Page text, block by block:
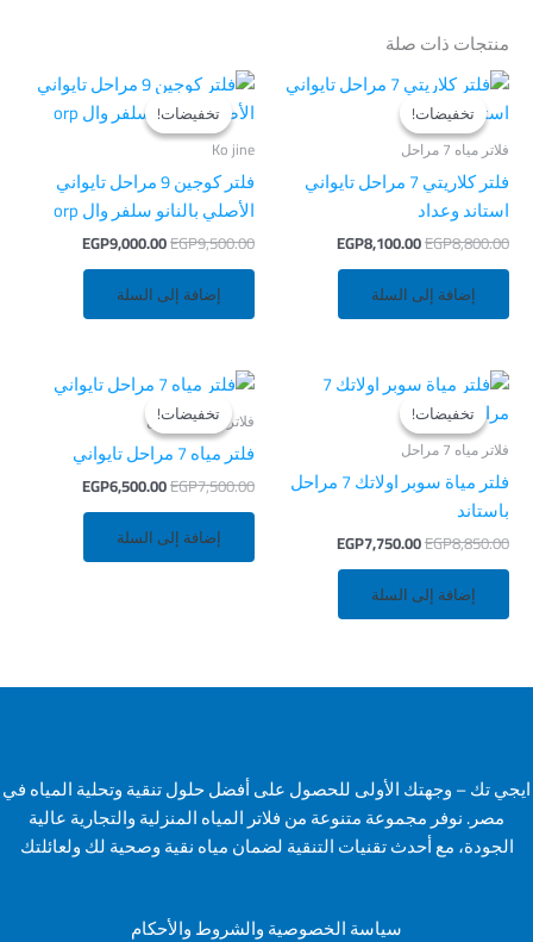
منتجات ذات صلة
تخفيضات!
تخفيضات!
فلاتر مياه 7 مراحل
فلتر كلاريتي 7 مراحل تايواني
استاند وعداد
EGP8,800.00
السعر
الأصلي
هو:
EGP8,800.00.
EGP8,100.00
السعر
الحالي
إضافة إلى السلة
تخفيضات!
تخفيضات!
Ko jine
فلتر كوجين 9 مراحل تايواني
الأصلي بالنانو سلفر وال orp
EGP9,500.00
السعر
الأصلي
هو:
EGP9,500.00.
EGP9,000.00
السعر
الحالي
هو:
إضافة إلى السلة
تخفيضات!
تخفيضات!
فلاتر مياه 7 مراحل
فلتر مياة سوبر اولاتك 7 مراحل
باستاند
EGP8,850.00
السعر
الأصلي
هو:
EGP8,850.00.
EGP7,750.00
السعر
الحالي
إضافة إلى السلة
تخفيضات!
تخفيضات!فلاتر مياه 7 مراحل
فلتر مياه 7 مراحل تايواني
EGP7,500.00
السعر
الأصلي
هو:
EGP7,500.00.
EGP6,500.00
السعر
الحالي
إضافة إلى السلة
ايجي تك – وجهتك الأولى للحصول على أفضل حلول تنقية وتحلية المياه في
مصر. نوفر مجموعة متنوعة من فلاتر المياه المنزلية والتجارية عالية
الجودة، مع أحدث تقنيات التنقية لضمان مياه نقية وصحية لك ولعائلتك
سياسة الخصوصية والشروط والأحكام